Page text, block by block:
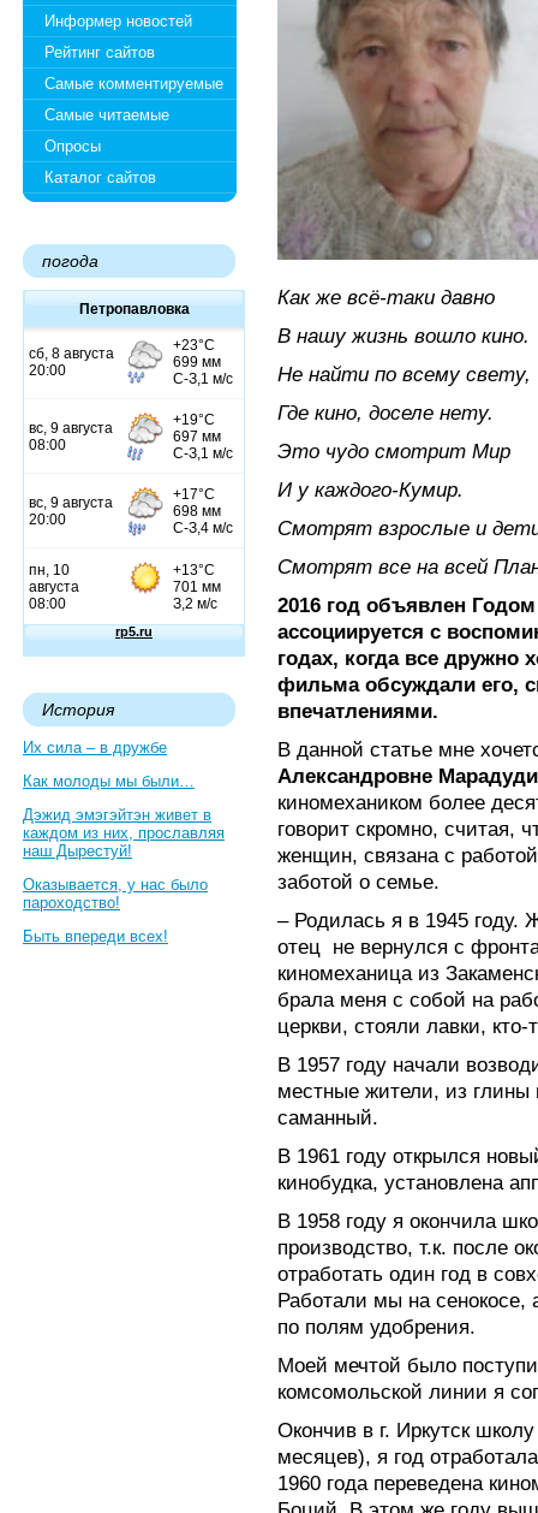
Информер новостей
Рейтинг сайтов
Самые комментируемые
Самые читаемые
Опросы
Каталог сайтов
погода
Петропавловка
История
Их сила – в дружбе
Как молоды мы были…
Дэжид эмэгэйтэн живет в
каждом из них, прославляя
наш Дырестуй!
Оказывается, у нас было
пароходство!
Быть впереди всех!
Как же всё-таки давно
В нашу жизнь вошло кино.
Не найти по всему свету,
Где кино, доселе нету.
Это чудо смотрит Мир
И у каждого-Кумир.
Смотрят взрослые и
Смотрят все на всей
2016 год объявлен
ассоциируется с
годах, когда все дружно
фильма обсуждали его,
впечатлениями.
В данной статье мне
Александровне
киномехаником более
говорит скромно, считая,
женщин, связана с
заботой о семье.
– Родилась я в 1945
отец не вернулся с
киномеханица из
брала меня с собой на
церкви, стояли лавки,
В 1957 году начали
местные жители, из
саманный.
В 1961 году открылся
кинобудка, установлена
В 1958 году я окончила
производство, т.к. после
отработать один год в
Работали мы на сенокосе,
по полям удобрения.
Моей мечтой было
комсомольской линии я
Окончив в г. Иркутск
месяцев), я год
1960 года переведена